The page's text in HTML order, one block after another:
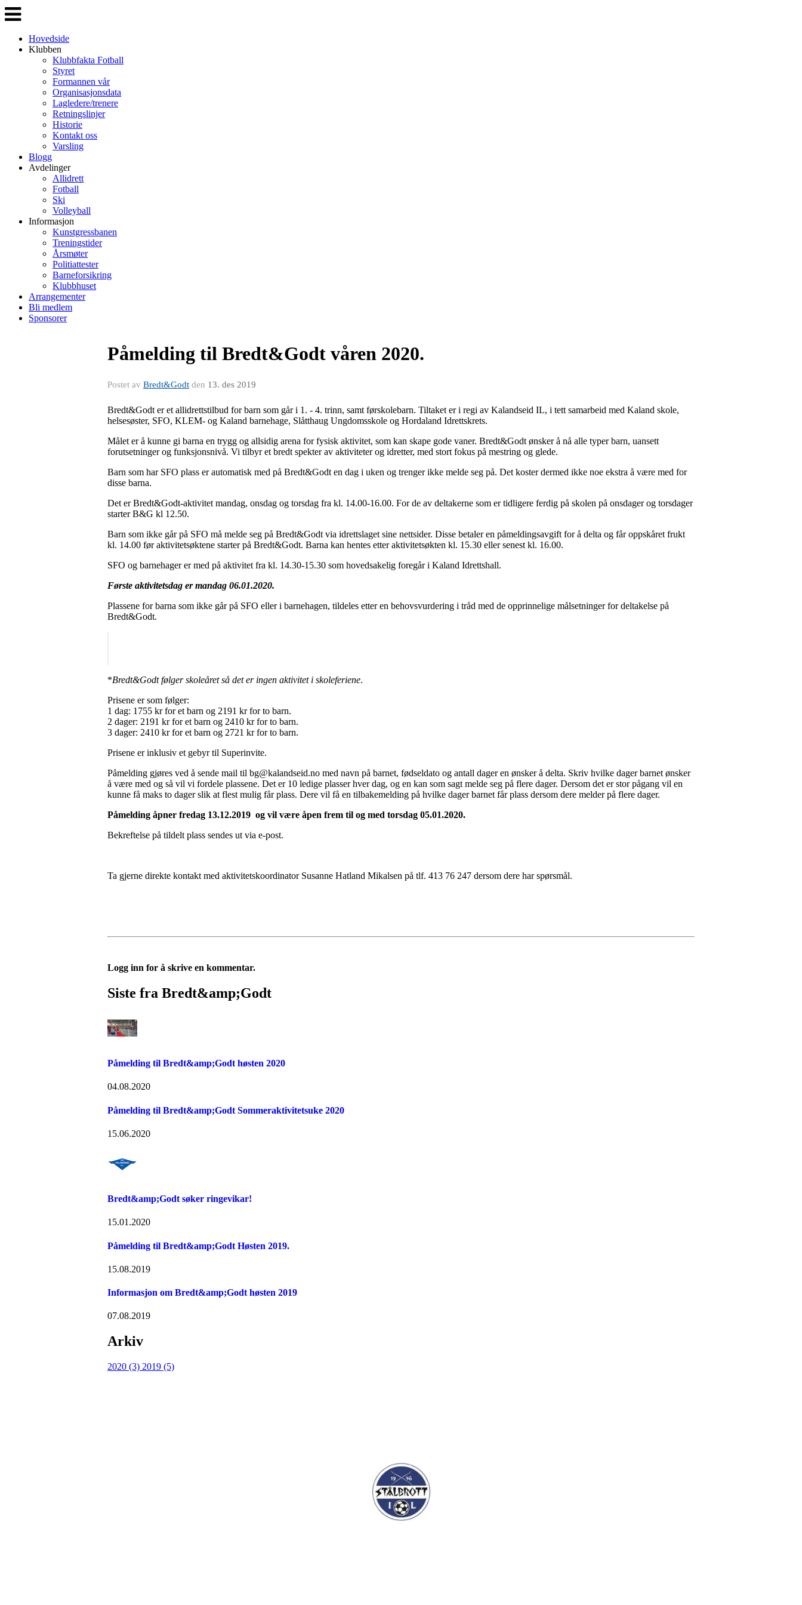
Veksle
navigasjon
Hovedside
Klubben
Klubbfakta Fotball
Styret
Formannen vår
Organisasjonsdata
Lagledere/trenere
Retningslinjer
Historie
Kontakt oss
Varsling
Blogg
Avdelinger
Allidrett
Fotball
Ski
Volleyball
Informasjon
Kunstgressbanen
Treningstider
Årsmøter
Politiattester
Barneforsikring
Klubbhuset
Arrangementer
Bli medlem
Sponsorer
Påmelding til Bredt&Godt våren 2020.
Postet av Bredt&Godt den 13. des 2019
Bredt&Godt er et allidrettstilbud for barn som går i 1. - 4. trinn, samt førskolebarn. Tiltaket er i regi av Kalandseid IL, i tett samarbeid med Kaland skole,
helsesøster, SFO, KLEM- og Kaland barnehage, Slåtthaug Ungdomsskole og Hordaland Idrettskrets.
Målet er å kunne gi barna en trygg og allsidig arena for fysisk aktivitet, som kan skape gode vaner. Bredt&Godt ønsker å nå alle typer barn, uansett
forutsetninger og funksjonsnivå. Vi tilbyr et bredt spekter av aktiviteter og idretter, med stort fokus på mestring og glede.
Barn som har SFO plass er automatisk med på Bredt&Godt en dag i uken og trenger ikke melde seg på. Det koster dermed ikke noe ekstra å være med for
disse barna.
Det er Bredt&Godt-aktivitet mandag, onsdag og torsdag fra kl. 14.00-16.00. For de av deltakerne som er tidligere ferdig på skolen på onsdager og torsdager
starter B&G kl 12.50.
Barn som ikke går på SFO må melde seg på Bredt&Godt via idrettslaget sine nettsider. Disse betaler en påmeldingsavgift for å delta og får oppskåret frukt
kl. 14.00 før aktivitetsøktene starter på Bredt&Godt. Barna kan hentes etter aktivitetsøkten kl. 15.30 eller senest kl. 16.00.
SFO og barnehager er med på aktivitet fra kl. 14.30-15.30 som hovedsakelig foregår i Kaland Idrettshall.
Første aktivitetsdag er mandag 06.01.2020.
Plassene for barna som ikke går på SFO eller i barnehagen, tildeles etter en behovsvurdering i tråd med de opprinnelige målsetninger for deltakelse på
Bredt&Godt.
*Bredt&Godt følger skoleåret så det er ingen aktivitet i skoleferiene.
Prisene er som følger:
1 dag: 1755 kr for et barn og 2191 kr for to barn.
2 dager: 2191 kr for et barn og 2410 kr for to barn.
3 dager: 2410 kr for et barn og 2721 kr for to barn.
Prisene er inklusiv et gebyr til Superinvite.
Påmelding gjøres ved å sende mail til bg@kalandseid.no med navn på barnet, fødseldato og antall dager en ønsker å delta. Skriv hvilke dager barnet ønsker
å være med og så vil vi fordele plassene. Det er 10 ledige plasser hver dag, og en kan som sagt melde seg på flere dager. Dersom det er stor pågang vil en
kunne få maks to dager slik at flest mulig får plass. Dere vil få en tilbakemelding på hvilke dager barnet får plass dersom dere melder på flere dager.
Påmelding åpner fredag 13.12.2019 og vil være åpen frem til og med torsdag 05.01.2020.
Bekreftelse på tildelt plass sendes ut via e-post.
Ta gjerne direkte kontakt med aktivitetskoordinator Susanne Hatland Mikalsen på tlf. 413 76 247 dersom dere har spørsmål.
Logg inn for å skrive en kommentar.
Siste fra Bredt&amp;Godt
Påmelding til Bredt&amp;Godt høsten 2020
04.08.2020
Påmelding til Bredt&amp;Godt Sommeraktivitetsuke 2020
15.06.2020
Bredt&amp;Godt søker ringevikar!
15.01.2020
Påmelding til Bredt&amp;Godt Høsten 2019.
15.08.2019
Informasjon om Bredt&amp;Godt høsten 2019
07.08.2019
Arkiv
2020 (3) 2019 (5)